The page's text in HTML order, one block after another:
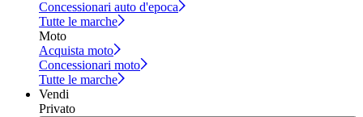
Concessionari auto d'epoca
Tutte le marche
Moto
Acquista moto
Concessionari moto
Tutte le marche
Vendi
Privato